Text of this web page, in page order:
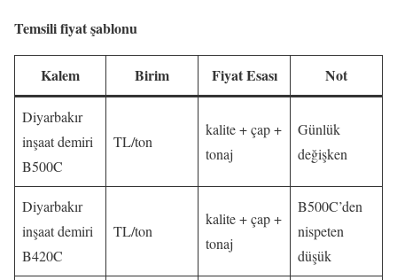
Temsili fiyat şablonu
Kalem Birim Fiyat Esası Not
Diyarbakır
inşaat demiri
B500C
TL/ton
kalite + çap +
tonaj
Günlük
değişken
Diyarbakır
inşaat demiri
B420C
TL/ton
kalite + çap +
tonaj
B500C’den
nispeten
düşük